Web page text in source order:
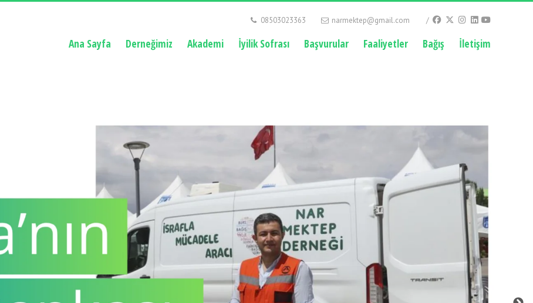
08503023363 narmektep@gmail.com
Ana Sayfa Derneğimiz Akademi İyilik Sofrası Başvurular Faaliyetler Bağış İletişim